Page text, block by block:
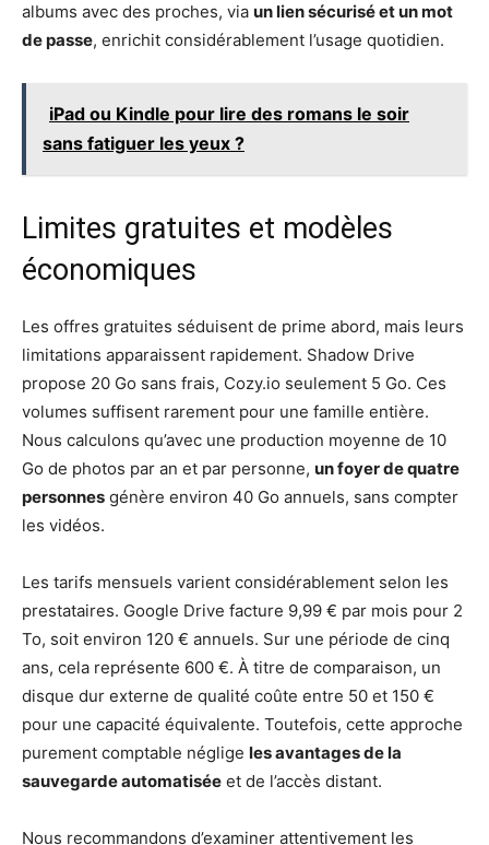
albums avec des proches, via un lien sécurisé et un mot
de passe, enrichit considérablement l’usage quotidien.
iPad ou Kindle pour lire des romans le soir
sans fatiguer les yeux ?
Limites gratuites et modèles
économiques
Les offres gratuites séduisent de prime abord, mais leurs
limitations apparaissent rapidement. Shadow Drive
propose 20 Go sans frais, Cozy.io seulement 5 Go. Ces
volumes suffisent rarement pour une famille entière.
Nous calculons qu’avec une production moyenne de 10
Go de photos par an et par personne, un foyer de quatre
personnes génère environ 40 Go annuels, sans compter
les vidéos.
Les tarifs mensuels varient considérablement selon les
prestataires. Google Drive facture 9,99 € par mois pour 2
To, soit environ 120 € annuels. Sur une période de cinq
ans, cela représente 600 €. À titre de comparaison, un
disque dur externe de qualité coûte entre 50 et 150 €
pour une capacité équivalente. Toutefois, cette approche
purement comptable néglige les avantages de la
sauvegarde automatisée et de l’accès distant.
Nous recommandons d’examiner attentivement les